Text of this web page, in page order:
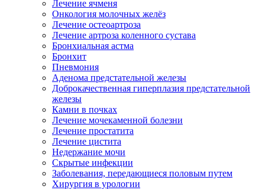
Лечение ячменя
Онкология молочных желёз
Лечение остеоартроза
Лечение артроза коленного сустава
Бронхиальная астма
Бронхит
Пневмония
Аденома предстательной железы
Доброкачественная гиперплазия предстательной
железы
Камни в почках
Лечение мочекаменной болезни
Лечение простатита
Лечение цистита
Недержание мочи
Скрытые инфекции
Заболевания, передающиеся половым путем
Хирургия в урологии